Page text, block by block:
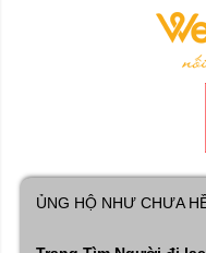
ỦNG HỘ NHƯ CHƯA